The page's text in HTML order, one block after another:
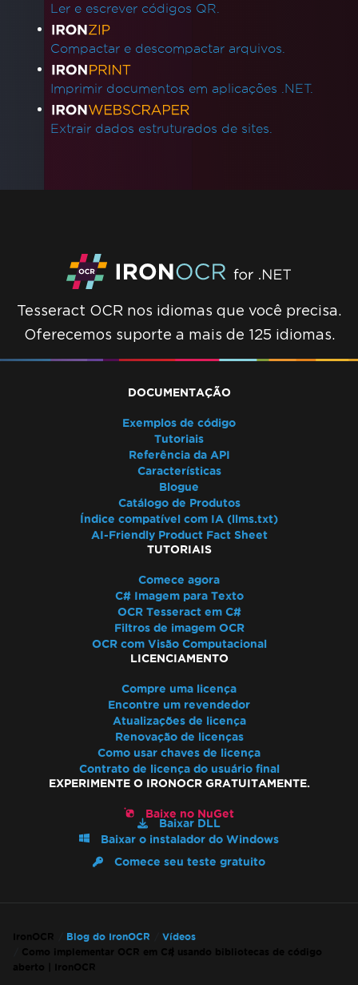
Ler e escrever códigos QR.
Compactar e descompactar arquivos.
Imprimir documentos em aplicações .NET.
Extrair dados estruturados de sites.
Tesseract OCR nos idiomas que você precisa.
Oferecemos suporte a mais de 125 idiomas.
DOCUMENTAÇÃO
Exemplos de código
Tutoriais
Referência da API
Características
Blogue
Catálogo de Produtos
Índice compatível com IA (llms.txt)
AI-Friendly Product Fact Sheet
TUTORIAIS
Comece agora
C# Imagem para Texto
OCR Tesseract em C#
Filtros de imagem OCR
OCR com Visão Computacional
LICENCIAMENTO
Compre uma licença
Encontre um revendedor
Atualizações de licença
Renovação de licenças
Como usar chaves de licença
Contrato de licença do usuário final
EXPERIMENTE O IRONOCR GRATUITAMENTE.
Baixe no NuGet
Baixar DLL
Baixar o instalador do Windows
Comece seu teste gratuito
IronOCR Blog do IronOCR
Vídeos
Como implementar OCR em C# usando bibliotecas de código
aberto | IronOCR